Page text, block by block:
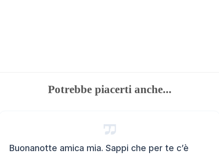
Potrebbe piacerti anche...
Buonanotte amica mia. Sappi che per te c’è